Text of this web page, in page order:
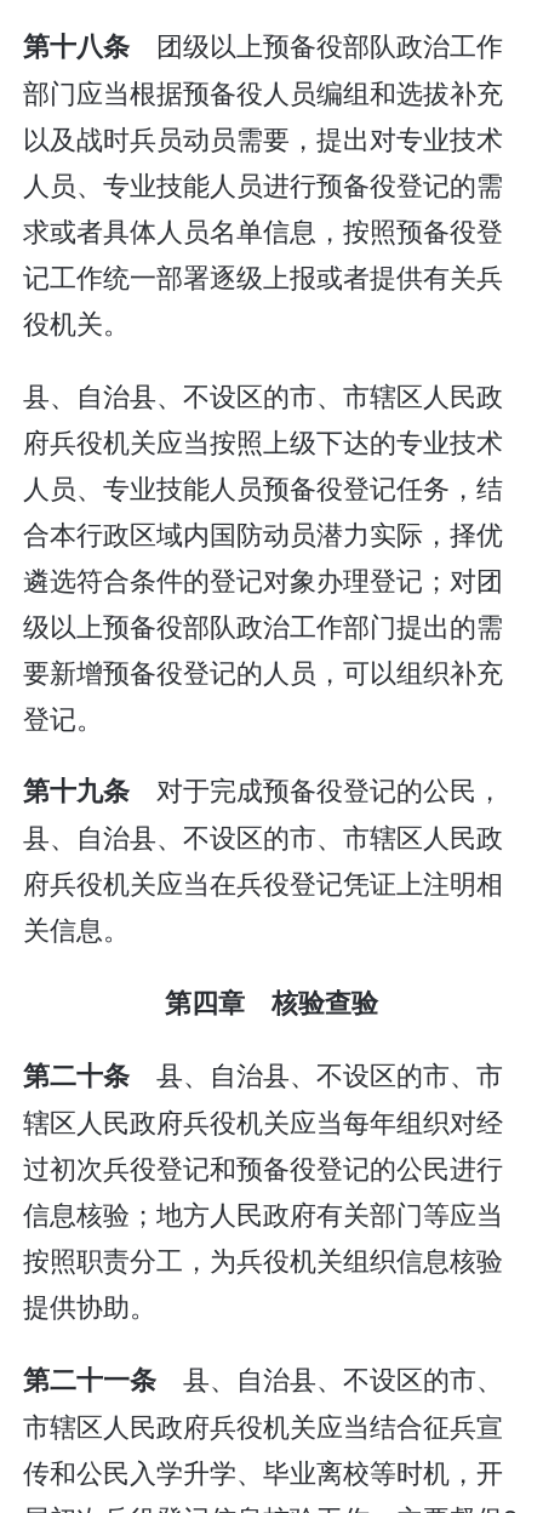
第十八条 团级以上预备役部队政治工作
部门应当根据预备役人员编组和选拔补充
以及战时兵员动员需要，提出对专业技术
人员、专业技能人员进行预备役登记的需
求或者具体人员名单信息，按照预备役登
记工作统一部署逐级上报或者提供有关兵
役机关。
县、自治县、不设区的市、市辖区人民政
府兵役机关应当按照上级下达的专业技术
人员、专业技能人员预备役登记任务，结
合本行政区域内国防动员潜力实际，择优
遴选符合条件的登记对象办理登记；对团
级以上预备役部队政治工作部门提出的需
要新增预备役登记的人员，可以组织补充
登记。
第十九条对于完成预备役登记的公民，
县、自治县、不设区的市、市辖区人民政
府兵役机关应当在兵役登记凭证上注明相
关信息。
第四章 核验查验
第二十条 县、自治县、不设区的市、市
辖区人民政府兵役机关应当每年组织对经
过初次兵役登记和预备役登记的公民进行
信息核验；地方人民政府有关部门等应当
按照职责分工，为兵役机关组织信息核验
提供协助。
第二十一条 县、自治县、不设区的市、
市辖区人民政府兵役机关应当结合征兵宣
传和公民入学升学、毕业离校等时机，开